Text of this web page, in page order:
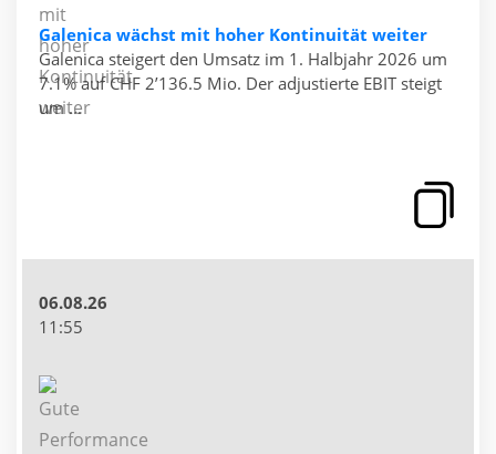
Galenica wächst mit hoher Kontinuität weiter
Galenica steigert den Umsatz im 1. Halbjahr 2026 um
7.1% auf CHF 2’136.5 Mio. Der adjustierte EBIT steigt
um ...
06.08.26
11:55